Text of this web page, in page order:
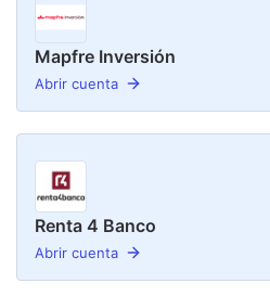
Mapfre Inversión
Abrir cuenta
Renta 4 Banco
Abrir cuenta